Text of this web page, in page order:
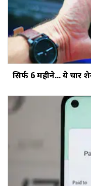
सिर्फ 6 महीने... ये चार